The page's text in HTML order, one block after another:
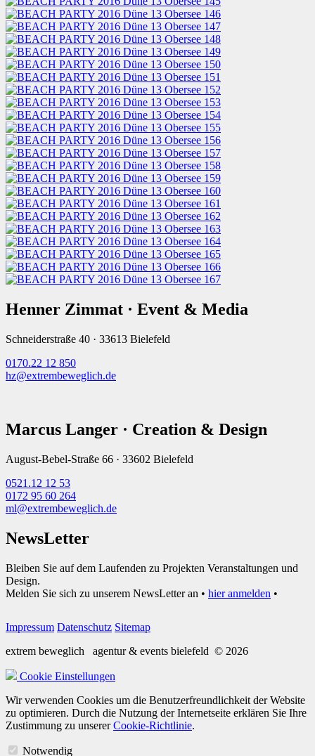
Henner Zimmat · Event & Media
Schneiderstraße 40 · 33613 Bielefeld
0170.22 12 850
hz@extrembeweglich.de
Marcus Langer · Creation & Design
August-Bebel-Straße 66 · 33602 Bielefeld
0521.12 12 53
0172 95 60 264
ml@extrembeweglich.de
NewsLetter
Bleiben Sie auf dem Laufenden zu Projekten Veranstaltungen und
Design.
Melden Sie sich zu unserem NewsLetter an • hier anmelden •
Impressum Datenschutz Sitemap
extrem beweglich agentur & events bielefeld © 2026
Cookie Einstellungen
Wir verwenden Cookies um die Benutzerfreundlichkeit der Website
zu optimieren. Durch die Nutzung der Internetseite erklären Sie Ihre
Zustimmung zu unsererCookie-Richtlinie.
Notwendig